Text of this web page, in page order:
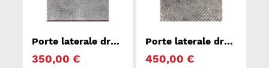
Porte laterale droit
STAREX
350,00 €
Porte laterale droit
450,00 €